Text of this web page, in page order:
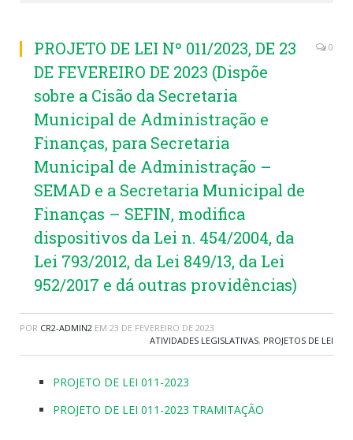
PROJETO DE LEI Nº 011/2023, DE 23
DE FEVEREIRO DE 2023 (Dispõe
sobre a Cisão da Secretaria
Municipal de Administração e
Finanças, para Secretaria
Municipal de Administração –
SEMAD e a Secretaria Municipal de
Finanças – SEFIN, modifica
dispositivos da Lei n. 454/2004, da
Lei 793/2012, da Lei 849/13, da Lei
952/2017 e dá outras providências)
0
POR CR2-ADMIN2 EM 23 DE FEVEREIRO DE 2023
ATIVIDADES LEGISLATIVAS, PROJETOS DE LEI
PROJETO DE LEI 011-2023
PROJETO DE LEI 011-2023 TRAMITAÇÃO